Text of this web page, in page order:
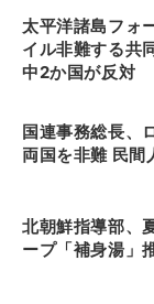
太平洋諸島フォ
イル非難する共
中2か国が反対
国連事務総長、
両国を非難 民間
北朝鮮指導部、
ープ「補身湯」